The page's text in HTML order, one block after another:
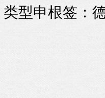
类型申根签：